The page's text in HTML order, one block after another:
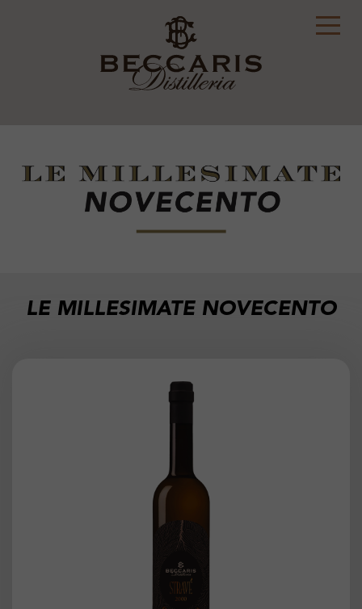
LE MILLESIMATE NOVECENTO